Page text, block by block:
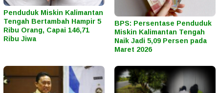
Penduduk Miskin Kalimantan
Tengah Bertambah Hampir 5
Ribu Orang, Capai 146,71
Ribu Jiwa
BPS: Persentase Penduduk
Miskin Kalimantan Tengah
Naik Jadi 5,09 Persen pada
Maret 2026